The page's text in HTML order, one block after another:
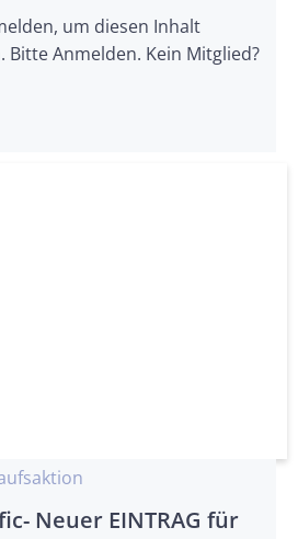
um diesen Inhalt
Bitte Anmelden. Kein Mitglied?
Neuer EINTRAG für